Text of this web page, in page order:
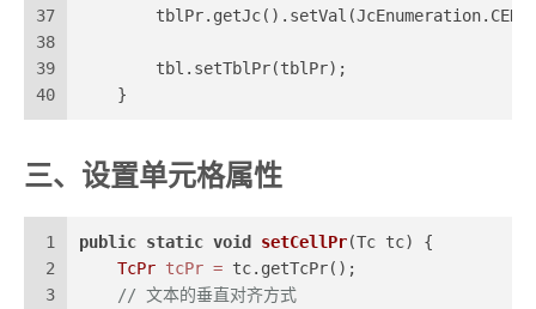
37
38
39
40
        tbl.setTblPr(tblPr);
    }
三、设置单元格属性
1
2
3
public static void setCellPr(Tc tc)
{
TcPr tcPr = tc.getTcPr();
// 文本的垂直对齐方式